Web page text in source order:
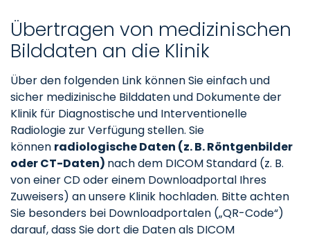
Übertragen von medizinischen
Bilddaten an die Klinik
Über den folgenden Link können Sie einfach und
sicher medizinische Bilddaten und Dokumente der
Klinik für Diagnostische und Interventionelle
Radiologie zur Verfügung stellen. Sie
können radiologische Daten (z. B. Röntgenbilder
oder CT-Daten) nach dem DICOM Standard (z. B.
von einer CD oder einem Downloadportal Ihres
Zuweisers) an unsere Klinik hochladen. Bitte achten
Sie besonders bei Downloadportalen („QR-Code“)
darauf, dass Sie dort die Daten als DICOM